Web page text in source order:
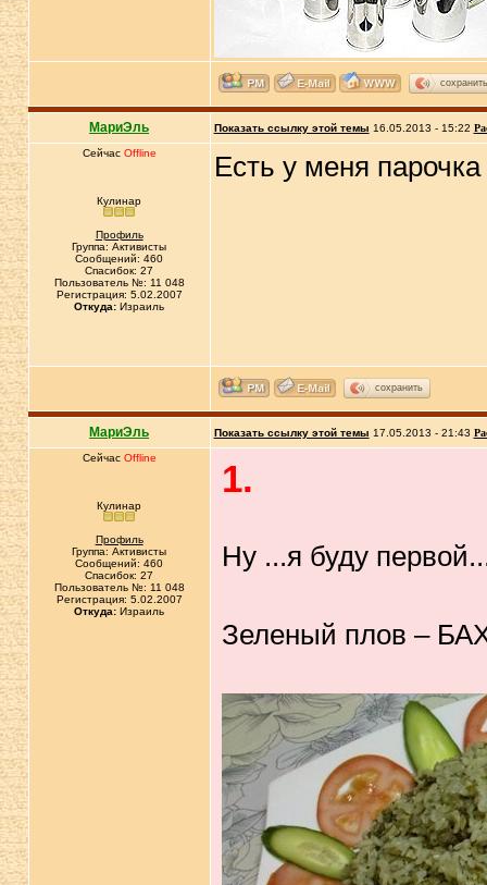
сохранить
МариЭль Показать ссылку этой темы 16.05.2013 - 15:22
Сейчас Offline
Кулинар
Профиль
Группа: Активисты
Сообщений: 460
Спасибок: 27
Пользователь №: 11 048
Регистрация: 5.02.2007
Откуда: Израиль
Есть у меня
сохранить
МариЭль Показать ссылку этой темы 17.05.2013 - 21:43
Сейчас Offline
Кулинар
Профиль
Группа: Активисты
Сообщений: 460
Спасибок: 27
Пользователь №: 11 048
Регистрация: 5.02.2007
Откуда: Израиль
1.
Ну ...я буду
Зеленый плов –